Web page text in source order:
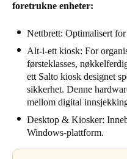
foretrukne enheter:
Nettbrett: Optimalisert
Alt-i-ett kiosk: For
førsteklasses,
ett Salto kiosk designet
sikkerhet. Denne
mellom digital
Desktop & Kiosker:
Windows-plattform.